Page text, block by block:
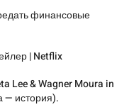
финансовые
| Netflix
Lee & Wagner Moura in
— история).